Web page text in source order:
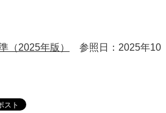
（2025年版） 参照日： 2025年10